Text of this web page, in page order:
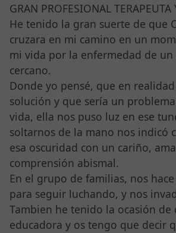
GRAN PROFESIONAL TERAPEUTA
He tenido la gran suerte de que
cruzara en mi camino en un
mi vida por la enfermedad de
cercano.
Donde yo pensé, que en
solución y que sería un
vida, ella nos puso luz en ese
soltarnos de la mano nos indicó
esa oscuridad con un cariño,
comprensión abismal.
En el grupo de familias, nos
para seguir luchando, y nos
Tambien he tenido la ocasión de
educadora y os tengo que decir